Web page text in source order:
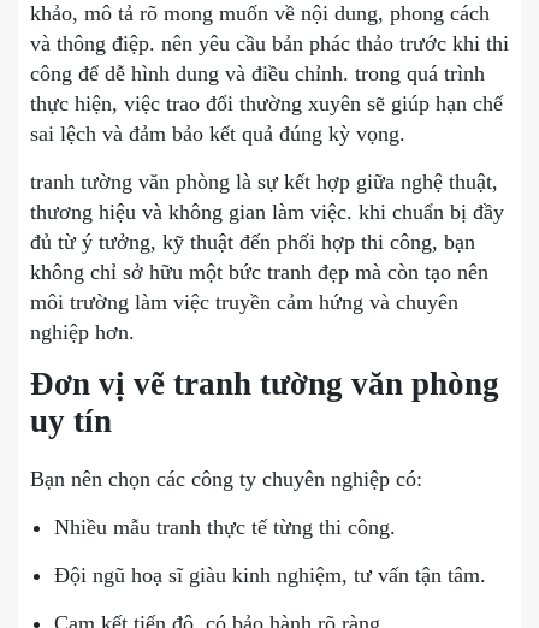
khảo, mô tả rõ mong muốn về nội dung, phong cách
và thông điệp. nên yêu cầu bản phác thảo trước khi thi
công để dễ hình dung và điều chỉnh. trong quá trình
thực hiện, việc trao đổi thường xuyên sẽ giúp hạn chế
sai lệch và đảm bảo kết quả đúng kỳ vọng.
tranh tường văn phòng là sự kết hợp giữa nghệ thuật,
thương hiệu và không gian làm việc. khi chuẩn bị đầy
đủ từ ý tưởng, kỹ thuật đến phối hợp thi công, bạn
không chỉ sở hữu một bức tranh đẹp mà còn tạo nên
môi trường làm việc truyền cảm hứng và chuyên
nghiệp hơn.
Đơn vị vẽ tranh tường văn phòng
uy tín
Bạn nên chọn các công ty chuyên nghiệp có:
Nhiều mẫu tranh thực tế từng thi công.
Đội ngũ hoạ sĩ giàu kinh nghiệm, tư vấn tận tâm.